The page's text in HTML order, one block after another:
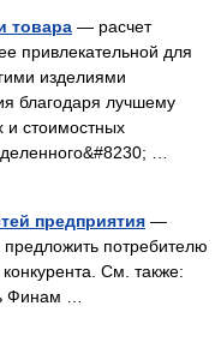
товара — расчет
привлекательной для
изделиями
благодаря лучшему
и стоимостных
…
предприятия —
предложить потребителю
См. также:
Финам …